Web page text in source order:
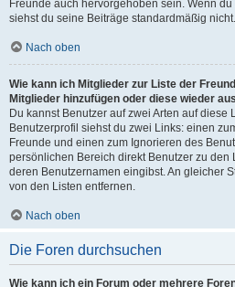
Freunde auch hervorgehoben sein. Wenn
siehst du seine Beiträge standardmäßig nicht.
Nach oben
Wie kann ich Mitglieder zur Liste der
Mitglieder hinzufügen oder diese wieder
Du kannst Benutzer auf zwei Arten auf diese
Benutzerprofil siehst du zwei Links: einen
Freunde und einen zum Ignorieren des
persönlichen Bereich direkt Benutzer zu den
deren Benutzernamen eingibst. An gleicher
von den Listen entfernen.
Nach oben
Die Foren durchsuchen
Wie kann ich ein Forum oder mehrere